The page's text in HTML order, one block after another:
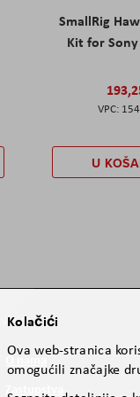
SmallRig
Kit for Sony
U
Aviteh
O nama
Kolačići
Ova web-stranica
omogućili značajke